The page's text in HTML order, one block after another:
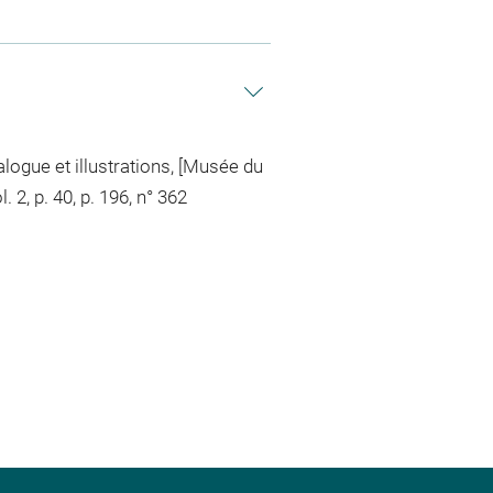
et illustrations, [Musée du
p. 40, p. 196, n° 362